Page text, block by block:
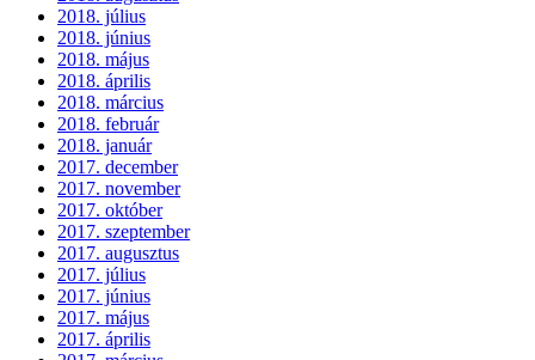
2018. július
2018. június
2018. május
2018. április
2018. március
2018. február
2018. január
2017. december
2017. november
2017. október
2017. szeptember
2017. augusztus
2017. július
2017. június
2017. május
2017. április